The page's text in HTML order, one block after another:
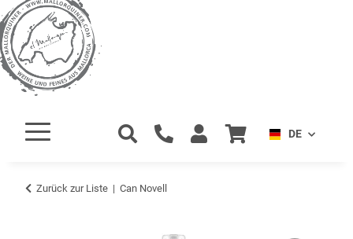
DE
Zurück zur Liste Can Novell